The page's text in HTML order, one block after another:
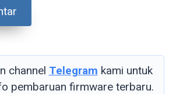
channel Telegram kami untuk
pembaruan firmware terbaru.